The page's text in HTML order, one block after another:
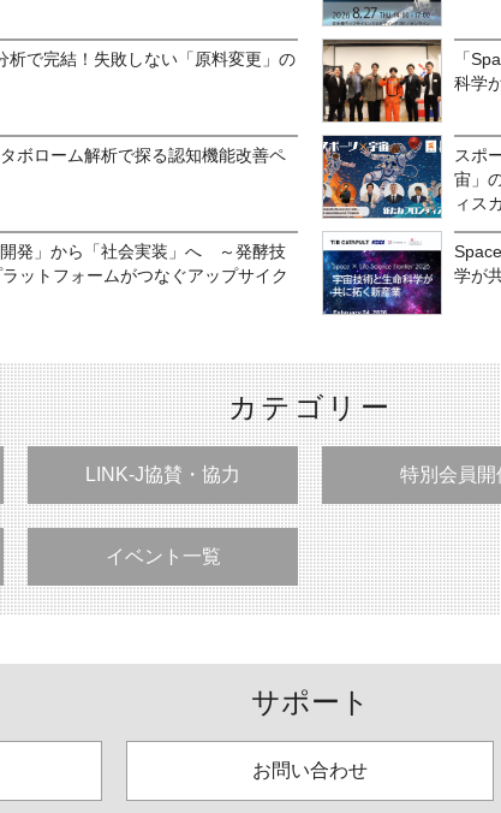
析で完結！失敗しない「原料変更」の
ボローム解析で探る認知機能改善ペ
発」から「社会実装」へ ～発酵技
ットフォームがつなぐアップサイク
「
科学
スポ
宙」
ィス
学が
カテゴリー
LINK-J協賛・協力 特別会員開
イベント一覧
サポート
お問い合わせ